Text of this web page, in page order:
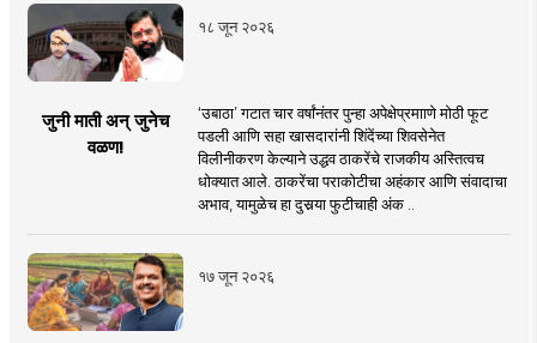
१८ जून २०२६
जुनी माती अन् जुनेच
वळण!
‘उबाठा’ गटात चार वर्षांनंतर पुन्हा अपेक्षेप्रमााणे मोठी फूट
पडली आणि सहा खासदारांनी शिंदेंच्या शिवसेनेत
विलीनीकरण केल्याने उद्धव ठाकरेंचे राजकीय अस्तित्वच
धोक्यात आले. ठाकरेंचा पराकोटीचा अहंकार आणि संवादाचा
अभाव, यामुळेच हा दुसर्‍या फुटीचाही अंक ..
१७ जून २०२६